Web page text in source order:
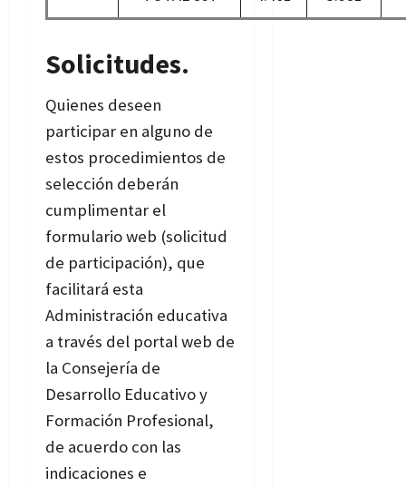
Solicitudes.
Quienes deseen
participar en alguno de
estos procedimientos de
selección deberán
cumplimentar el
formulario web (solicitud
de participación), que
facilitará esta
Administración educativa
a través del portal web de
la Consejería de
Desarrollo Educativo y
Formación Profesional,
de acuerdo con las
indicaciones e